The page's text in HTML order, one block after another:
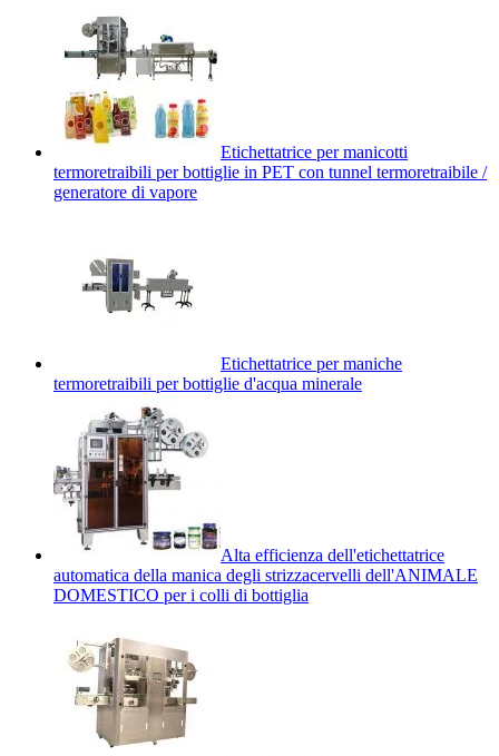
Etichettatrice per manicotti
termoretraibili per bottiglie in PET con tunnel termoretraibile /
generatore di vapore
Etichettatrice per maniche
termoretraibili per bottiglie d'acqua minerale
Alta efficienza dell'etichettatrice
automatica della manica degli strizzacervelli dell'ANIMALE
DOMESTICO per i colli di bottiglia